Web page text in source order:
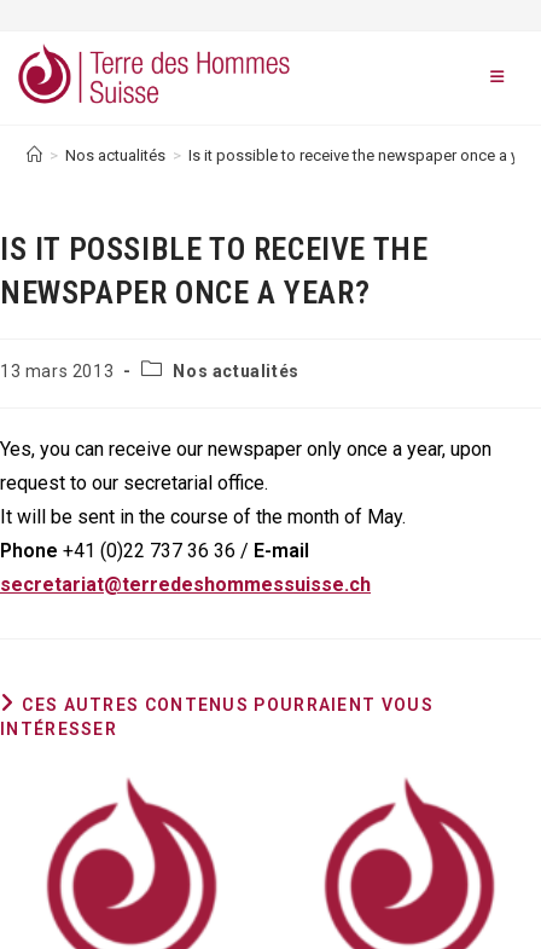
content
> Nos actualités > Is it possible to receive the newspaper once a
IS IT POSSIBLE TO RECEIVE THE
NEWSPAPER ONCE A YEAR?
Publication
13 mars 2013
PostNos actualités
Yes, you can receive our newspaper only once a year, upon
request to our secretarial office.
It will be sent in the course of the month of May.
Phone +41 (0)22 737 36 36 / E-mail
secretariat@terredeshommessuisse.ch
CES AUTRES CONTENUS POURRAIENT VOUS
INTÉRESSER